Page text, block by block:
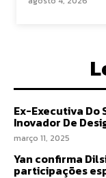
Ex-Executiva Do
Inovador De
março 11, 2025
Yan confirma
participações